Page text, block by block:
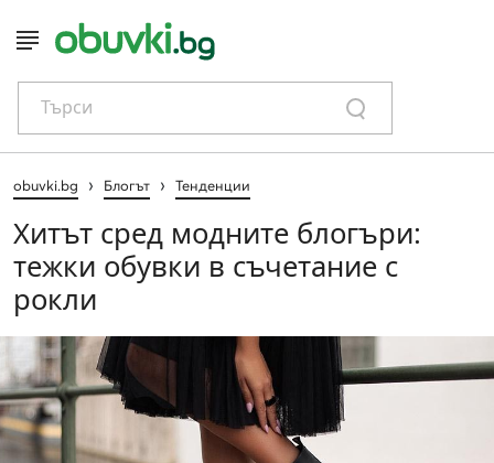
Търси
obuvki.bg › Блогът › Тенденции
Хитът сред модните блогъри:
тежки обувки в съчетание с
рокли